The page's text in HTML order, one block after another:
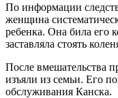
По информации
женщина
ребенка. Она била его
заставляла стоять
После вмешательства
изъяли из семьи. Его
обслуживания Канска.